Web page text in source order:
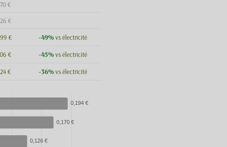
€
€
€ -49%vs électricité
€ -45%vs électricité
€ -36%vs électricité